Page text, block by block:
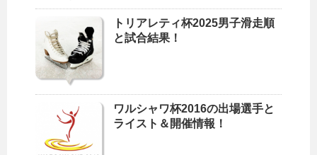
トリアレティ杯2025男子滑走順
と試合結果！
ワルシャワ杯2016の出場選手と
ライスト＆開催情報！